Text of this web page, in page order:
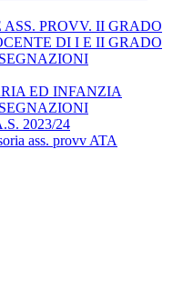
PROVV. II GRADO
DI I E II GRADO
ED INFANZIA
2023/24
ass. provv ATA